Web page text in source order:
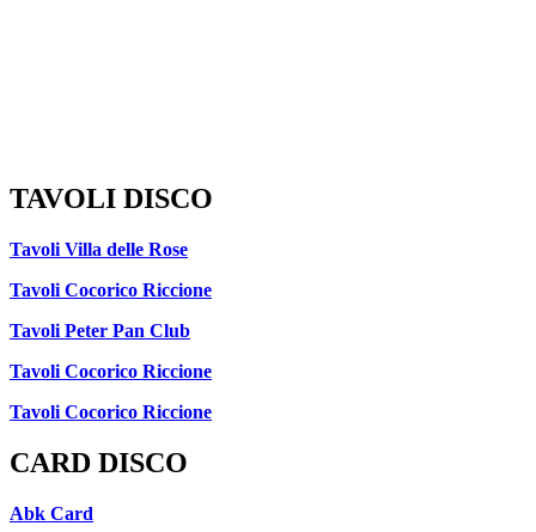
TAVOLI DISCO
Tavoli Villa delle Rose
Tavoli Cocorico Riccione
Tavoli Peter Pan Club
Tavoli Cocorico Riccione
Tavoli Cocorico Riccione
CARD DISCO
Abk Card